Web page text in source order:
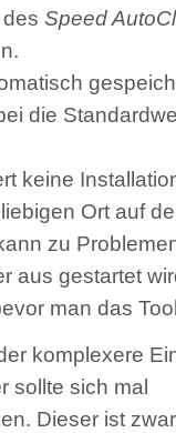
Speed
die
keine
Ort auf
zu
aus gestartet
man das
komplexere
sollte sich mal
Dieser ist